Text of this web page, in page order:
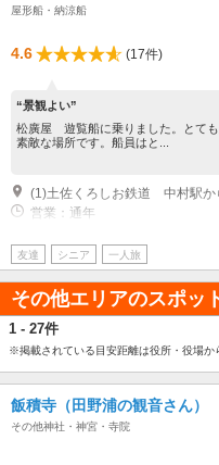
屋形船・納涼船
4.6 (17件)
“景観よい”
松廣屋 遊覧船に乗りました。とて
素敵な場所です。船員はと...
(1)土佐くろしお鉄道 中村駅か
営業：通年
友達 シニア 一人旅
その他エリアのスポッ
1 - 27件
※掲載されている目安距離は役所・役場か
飯積寺（田野浦の観音さん）
その他神社・神宮・寺院